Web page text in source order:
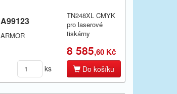
A99123
ARMOR
TN248XL CMYK
pro laserové
tiskárny
8 585,60 Kč
ks Do košíku